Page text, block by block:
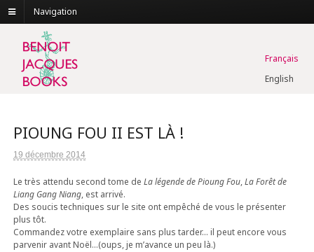
Navigation
Français
English
PIOUNG FOU II EST LÀ !
19 décembre 2014
Le très attendu second tome deLa légende de Pioung Fou,La Forêt de
Liang Gang Niang, est arrivé.
Des soucis techniques sur le site ont empêché de vous le présenter
plus tôt.
Commandez votre exemplaire sans plus tarder… il peut encore vous
parvenir avant Noël…(oups, je m’avance un peu là.)